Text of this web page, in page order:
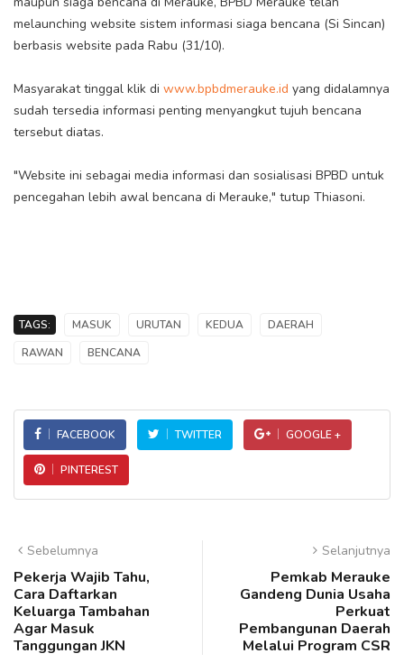
melaunching website sistem informasi siaga bencana (Si Sincan)
berbasis website pada Rabu (31/10).
Masyarakat tinggal klik di www.bpbdmerauke.id yang didalamnya
sudah tersedia informasi penting menyangkut tujuh bencana
tersebut diatas.
"Website ini sebagai media informasi dan sosialisasi BPBD untuk
pencegahan lebih awal bencana di Merauke," tutup Thiasoni.
TAGS: MASUK URUTAN KEDUA
DAERAH
RAWAN
BENCANA
FACEBOOK TWITTER GOOGLE +
PINTEREST
Sebelumnya
Pekerja Wajib Tahu,
Cara Daftarkan
Keluarga Tambahan
Agar Masuk
Tanggungan JKN
Selanjutnya
Pemkab Merauke
Gandeng Dunia Usaha
Perkuat
Pembangunan Daerah
Melalui Program CSR